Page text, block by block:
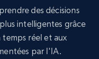
description,
des décisions
intelligentes grâce
réel et aux
par l'IA.